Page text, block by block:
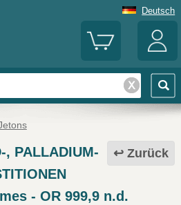
Deutsch
Zurück
, PALLADIUM-
- OR 999,9 n.d.